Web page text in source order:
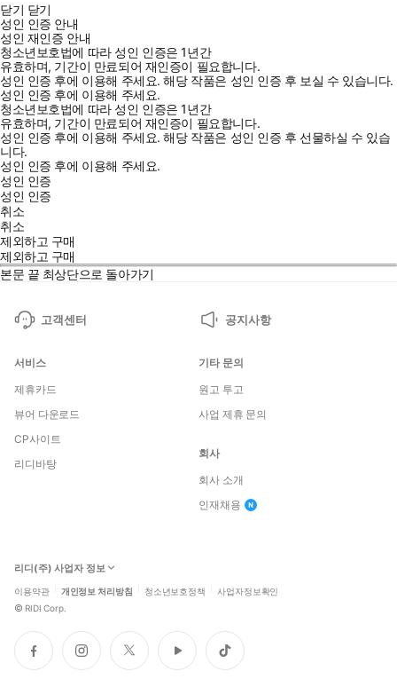
닫기 닫기
성인 인증 안내
성인 재인증 안내
청소년보호법에 따라 성인 인증은 1년간
유효하며, 기간이 만료되어 재인증이 필요합니다.
성인 인증 후에 이용해 주세요.해당 작품은 성인 인증 후 보실 수 있습니다.
성인 인증 후에 이용해 주세요.
청소년보호법에 따라 성인 인증은 1년간
유효하며, 기간이 만료되어 재인증이 필요합니다.
성인 인증 후에 이용해 주세요.해당 작품은 성인 인증 후 선물하실 수 있습
니다.
성인 인증 후에 이용해 주세요.
성인 인증
성인 인증
취소
취소
제외하고 구매
제외하고 구매
본문 끝 최상단으로 돌아가기
고객센터 공지사항
서비스
제휴카드
뷰어 다운로드
CP사이트
리디바탕
기타 문의
원고 투고
사업 제휴 문의
회사
회사 소개
인재채용
리디(주) 사업자 정보
이용약관 개인정보 처리방침 청소년보호정책 사업자정보확인
© RIDI Corp.
페
이
인
스
트
위
유
튜
틱
톡